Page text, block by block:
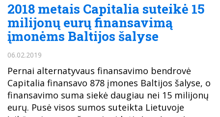
2018 metais Capitalia suteikė 15
milijonų eurų finansavimą
įmonėms Baltijos šalyse
06.02.2019
Pernai alternatyvaus finansavimo bendrovė
Capitalia finansavo 878 įmones Baltijos šalyse, o
finansavimo suma siekė daugiau nei 15 milijonų
eurų. Pusė visos sumos suteikta Lietuvoje